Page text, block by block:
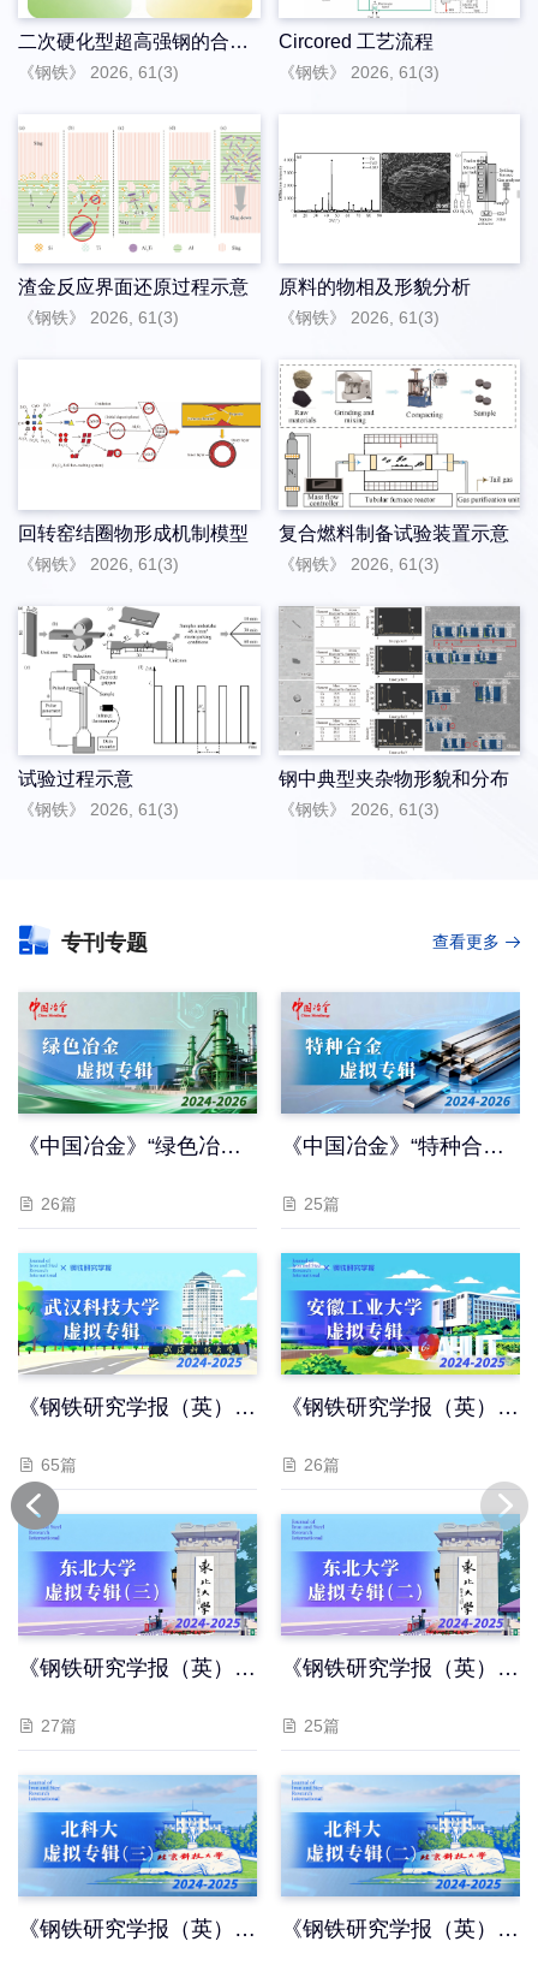
二次硬化型超高强钢的合金化及热处理工程与组织性能调控关联机制
《钢铁》 2026, 61(3)
Circored 工艺流程
《钢铁》 2026, 61(3)
渣金反应界面还原过程示意
《钢铁》 2026, 61(3)
原料的物相及形貌分析
《钢铁》 2026, 61(3)
回转窑结圈物形成机制模型
《钢铁》 2026, 61(3)
复合燃料制备试验装置示意
《钢铁》 2026, 61(3)
试验过程示意
《钢铁》 2026, 61(3)
钢中典型夹杂物形貌和分布
《钢铁》 2026, 61(3)
专刊专题 查看更多
《中国冶金》“绿色冶金”虚拟专辑
26篇
《中国冶金》“特种合金”虚拟专辑
25篇
《钢铁研究学报（英）》“武汉科技大学”虚拟专辑（2024）
65篇
《钢铁研究学报（英）》“安徽工业大学”虚拟专辑（2024）
26篇
《钢铁研究学报（英）》“东北大学”虚拟专辑（三）（2025）
27篇
《钢铁研究学报（英）》“东北大学”虚拟专辑（二）（2025）
25篇
《钢铁研究学报（英）》“北京科技大学”虚拟专辑（三~五）（2025） 《钢铁研究学报（英）》“北京科技大学”虚拟专辑（二）（2025）